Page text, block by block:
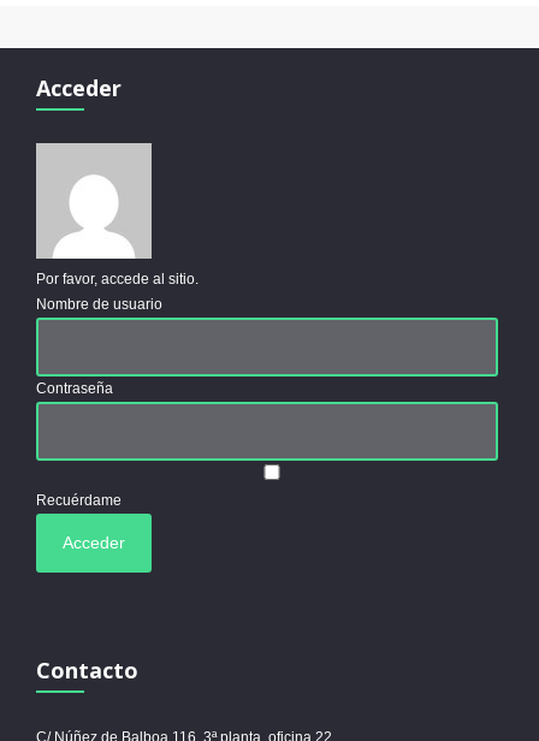
Acceder
Por favor, accede al sitio.
Nombre de usuario
Contraseña
Recuérdame
Contacto